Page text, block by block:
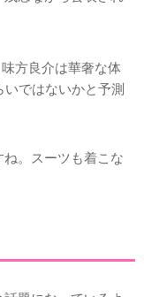
方良介は華奢な体
ではないかと予測
。スーツも着こな